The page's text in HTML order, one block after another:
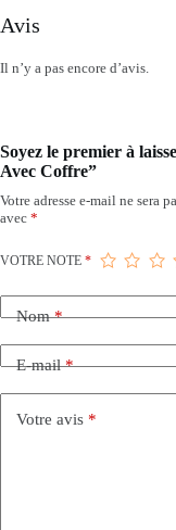
Avis
Il n’y a pas encore d’avis.
Soyez le premier à
Avec Coffre”
Votre adresse e-mail ne sera
avec *
VOTRE NOTE *
Nom*
E-mail*
Votre avis *